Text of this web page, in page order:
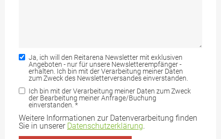
Ja, ich will den Reitarena Newsletter mit exklusiven
Angeboten - nur für unsere Newsletterempfänger -
erhalten. Ich bin mit der Verarbeitung meiner Daten
zum Zweck des Newsletterversandes einverstanden.
Ich bin mit der Verarbeitung meiner Daten zum Zweck
der Bearbeitung meiner Anfrage/Buchung
einverstanden. *
Weitere Informationen zur Datenverarbeitung finden
Sie in unserer Datenschutzerklärung.